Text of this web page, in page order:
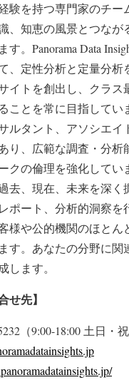
験を持つ専門家のチー
、知恵の風景とつなが
。Panorama Data
、定性分析と定量分析
イトを創出し、クラス
ことを常に目指してい
ルタント、アソシエイ
り、広範な調査・分析
クの倫理を強化してい
去、現在、未来を深く
ポート、分析的洞察を
様や公的機関のほとん
す。あなたの分野に関
します。
せ先】
（9:00-18:00 土日・